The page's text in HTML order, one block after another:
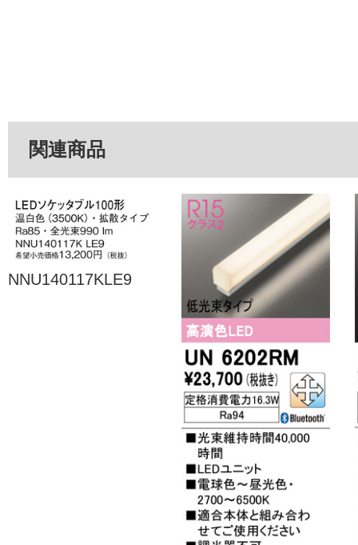
関連商品
NNU140117KLE9